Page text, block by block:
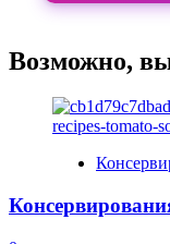
Возможно,